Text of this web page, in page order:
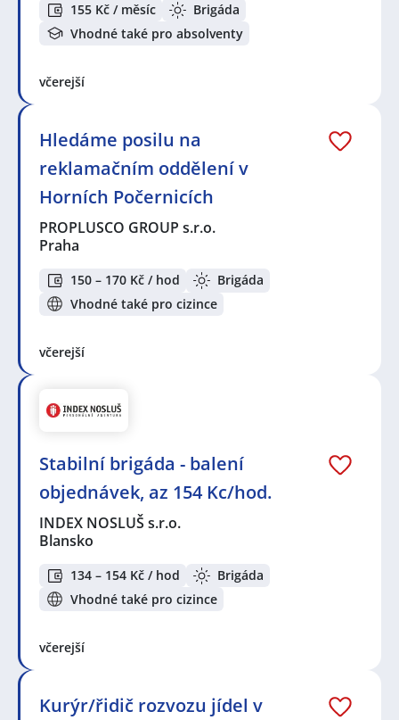
155 Kč / měsíc
Brigáda
Vhodné také pro absolventy
včerejší
Hledáme posilu na
reklamačním oddělení v
Horních Počernicích
PROPLUSCO GROUP s.r.o.
Praha
150 – 170 Kč / hod
Brigáda
Vhodné také pro cizince
včerejší
Stabilní brigáda - balení
objednávek, az 154 Kc/hod.
INDEX NOSLUŠ s.r.o.
Blansko
134 – 154 Kč / hod
Brigáda
Vhodné také pro cizince
včerejší
Kurýr/řidič rozvozu jídel v